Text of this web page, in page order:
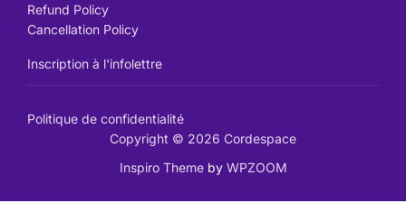
Refund Policy
Cancellation Policy
Inscription à l'infolettre
Politique de confidentialité
Copyright © 2026 Cordespace
Inspiro Themeby WPZOOM